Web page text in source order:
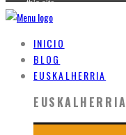
INICIO
BLOG
EUSKALHERRIA
EUSKALHERRIA